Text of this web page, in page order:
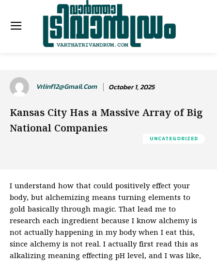
Vrlinf12@gmail.com October 1, 2025
Kansas City Has a Massive Array of Big
National Companies
UNCATEGORIZED
I understand how that could positively effect your
body, but alchemizing means turning elements to
gold basically through magic. That lead me to
research each ingredient because I know alchemy is
not actually happening in my body when I eat this,
since alchemy is not real. I actually first read this as
alkalizing meaning effecting pH level, and I was like,